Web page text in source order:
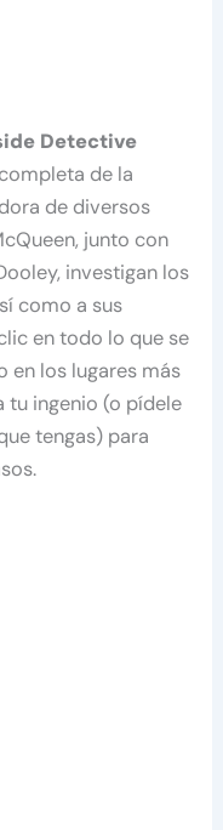
Detective
de la
de diversos
junto con
investigan los
como a sus
en todo lo que se
en los lugares más
tu ingenio (o pídele
tengas) para